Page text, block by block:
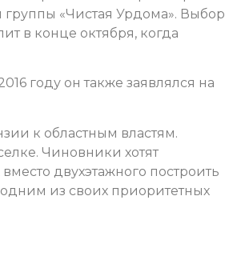
группы «Чистая Урдома». Выбор
в конце октября, когда
году он также заявлялся на
к областным властям.
Чиновники хотят
двухэтажного построить
из своих приоритетных